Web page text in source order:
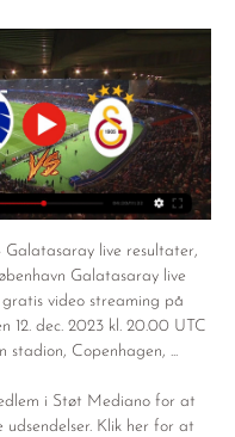
Galatasaray live resultater,
Galatasaray live
video streaming på
12. dec. 2023 kl. 20.00 UTC
stadion, Copenhagen, ...
i Støt Mediano for at
udsendelser. Klik her for at